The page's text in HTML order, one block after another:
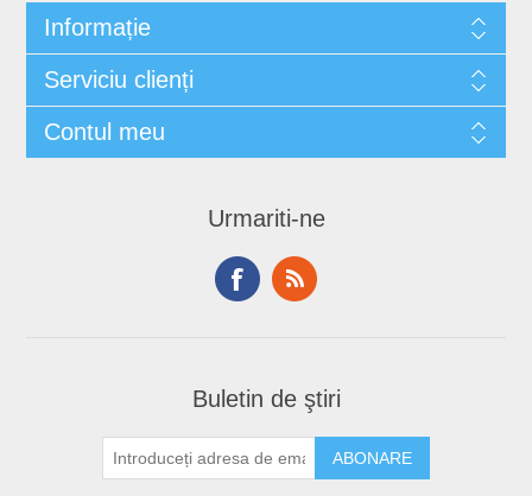
Informație
Serviciu clienți
Contul meu
Urmariti-ne
Buletin de ştiri